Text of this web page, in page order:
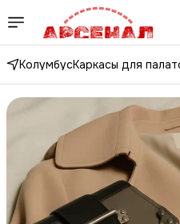
КолумбусКаркасы для